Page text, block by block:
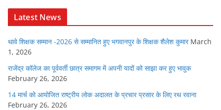
Latest News
थावे शिक्षक सम्मान -2026 से सम्मानित हुए भगवानपुर के शिक्षक शैलेश कुमार March
1, 2026
राजेंद्र कॉलेज का पूर्ववर्ती छात्र समागम में अपनी यादों को साझा कर हुए भावुक
February 26, 2026
14 मार्च को आयोजित राष्ट्रीय लोक अदालत के प्रचार प्रसार के लिए रथ रवाना
February 26, 2026